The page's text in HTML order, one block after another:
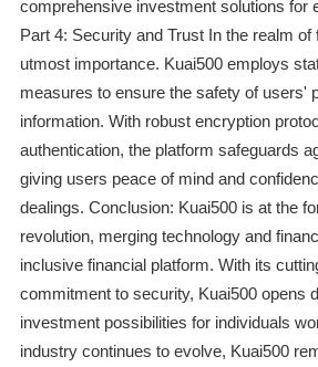
comprehensive investment solutions for
Part 4: Security and Trust In the realm
utmost importance. Kuai500 employs
measures to ensure the safety of users'
information. With robust encryption
authentication, the platform safeguards
giving users peace of mind and
dealings. Conclusion: Kuai500 is at the
revolution, merging technology and
inclusive financial platform. With its
commitment to security, Kuai500 opens
investment possibilities for individuals
industry continues to evolve, Kuai500